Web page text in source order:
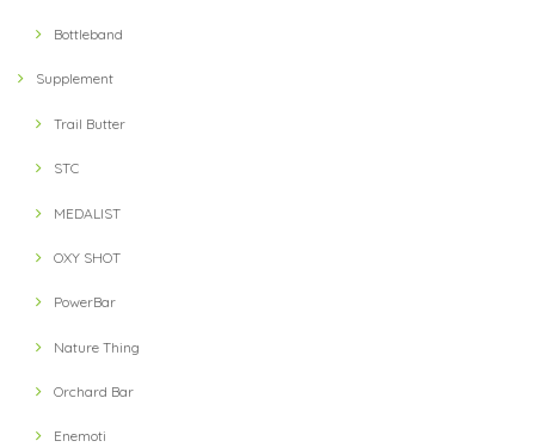
Bottleband
Supplement
Trail Butter
STC
MEDALIST
OXY SHOT
PowerBar
Nature Thing
Orchard Bar
Enemoti